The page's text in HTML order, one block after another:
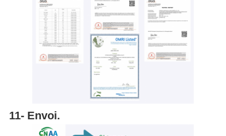
11- Envoi.